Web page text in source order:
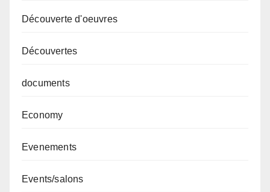
Découverte d'oeuvres
Découvertes
documents
Economy
Evenements
Events/salons